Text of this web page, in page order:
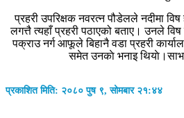
प्रहरी उपरिक्षक नवरत्न पौडेलले नदीमा
लगत्तै त्यहाँ प्रहरी पठाएको बताए। उनले
पक्राउ नर्ग आफूले बिहानै वडा प्रहरी
समेत उनकाे भनाइ
प्रकाशित मिति: २०८० पुष ९, सोमबार २१:४४